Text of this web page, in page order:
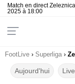
Match en direct
2025 à 18:00
FootLive › Superliga ›
Aujourd'hui Live